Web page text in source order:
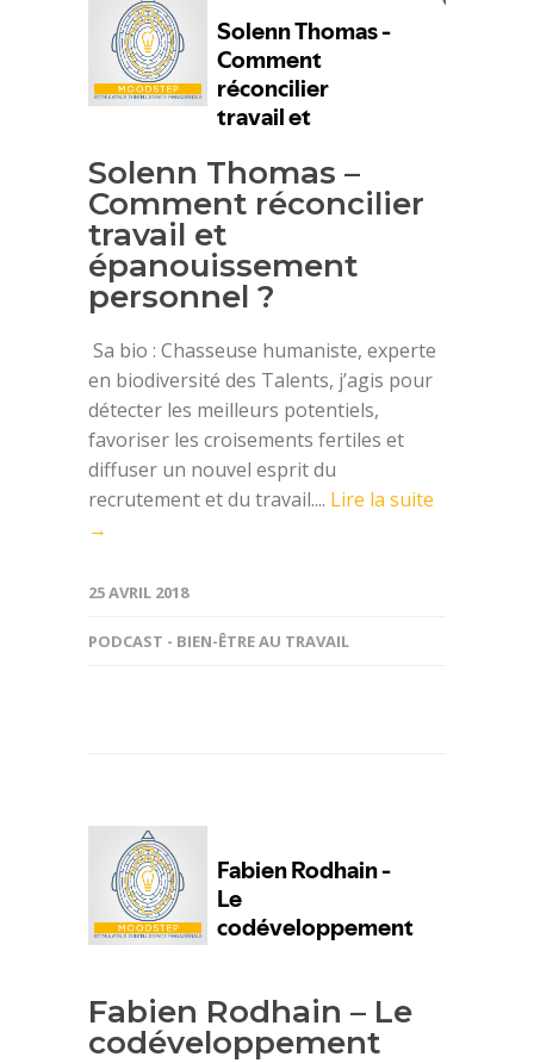
Solenn Thomas –
Comment réconcilier
travail et
épanouissement
personnel ?
Sa bio : Chasseuse humaniste, experte
en biodiversité des Talents, j’agis pour
détecter les meilleurs potentiels,
favoriser les croisements fertiles et
diffuser un nouvel esprit du
recrutement et du travail.... Lire la suite
→
25 AVRIL 2018
PODCAST - BIEN-ÊTRE AU TRAVAIL
Fabien Rodhain – Le
codéveloppement